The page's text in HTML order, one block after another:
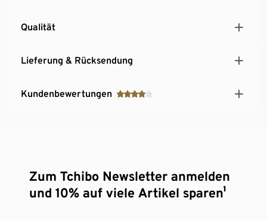
Qualität
Lieferung & Rücksendung
Kundenbewertungen
Zum Tchibo Newsletter anmelden
und 10% auf viele Artikel sparen¹